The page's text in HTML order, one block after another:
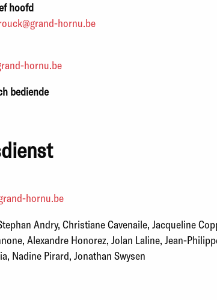
hoofd
hornu.be
hornu.be
bediende
hornu.be
Andry, Christiane Cavenaile, Jacqueline
Alexandre Honorez, Jolan Laline, Jean-
Nadine Pirard, Jonathan Swysen